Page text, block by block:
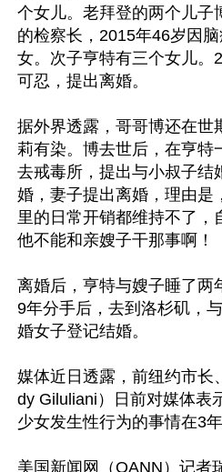
个女儿。老拜登的两个儿子
的检察长，2015年46岁因
女。次子亨特有三个女儿。
可忍，提出离婚。
据外界透露，哥哥博还在世
莉有染。博去世后，在亨特
去戒毒所，提出与小叔子结
婚，妻子提出离婚，理由是
里的日常开销都维持不了，
他不能和亲嫂子干那事啊！
离婚后，亨特与嫂子睡了两
9年分手后，去到洛杉矶，
婚女子登记结婚。
媒体近日透露，前纽约市长
dy Giluliani）日前对媒体表
少女发生性行为的事情在3年
美国新闻网（OANN）记者